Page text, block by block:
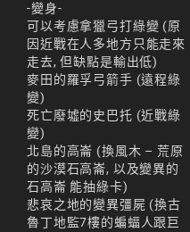
-變身-
可以考慮拿獵弓打綠變 (原
因近戰在人多地方只能走來
走去, 但缺點是輸出低)
麥田的羅孚弓箭手 (遠程綠
變)
死亡廢墟的史巴托 (近戰綠
變)
北島的高崙 (換風木 – 荒原
的沙漠石高崙, 以及變異的
石高崙 能抽綠卡)
悲哀之地的變異彊屍 (換古
魯丁地監7樓的蝙蝠人跟巨